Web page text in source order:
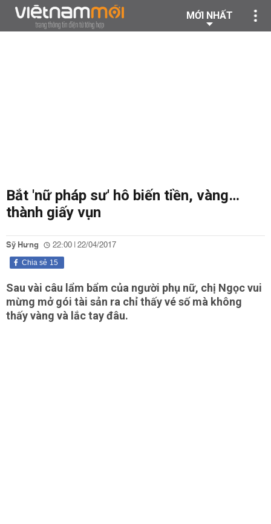
MỚI NHẤT
Bắt 'nữ pháp sư' hô biến tiền, vàng…
thành giấy vụn
Sỹ Hưng 22:00 | 22/04/2017
15
Chia sẻ
Sau vài câu lẩm bẩm của người phụ nữ, chị Ngọc vui
mừng mở gói tài sản ra chỉ thấy vé số mà không
thấy vàng và lắc tay đâu.